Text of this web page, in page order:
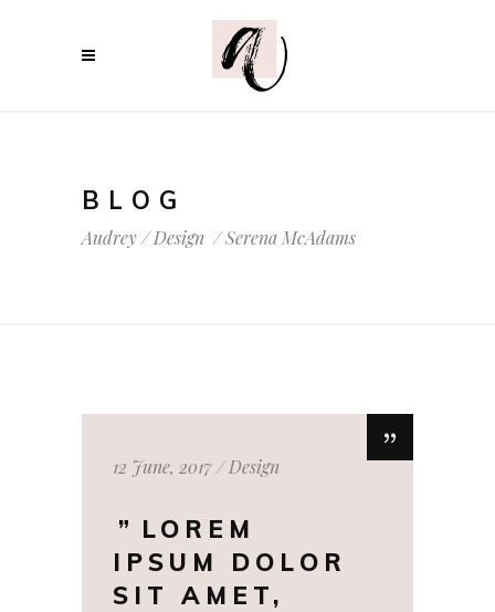
BLOG
Audrey/Design /Serena McAdams
12 June, 2017 Design
LOREM
IPSUM DOLOR
SIT AMET,